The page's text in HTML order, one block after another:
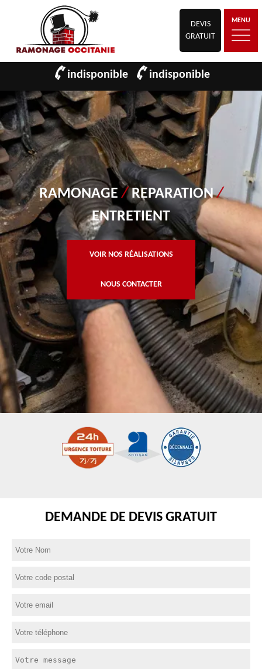
DEVIS
GRATUIT
MENU
indisponible indisponible
RAMONAGE/REPARATION/
ENTRETIENT
VOIR NOS RÉALISATIONS
NOUS CONTACTER
DEMANDE DE DEVIS GRATUIT